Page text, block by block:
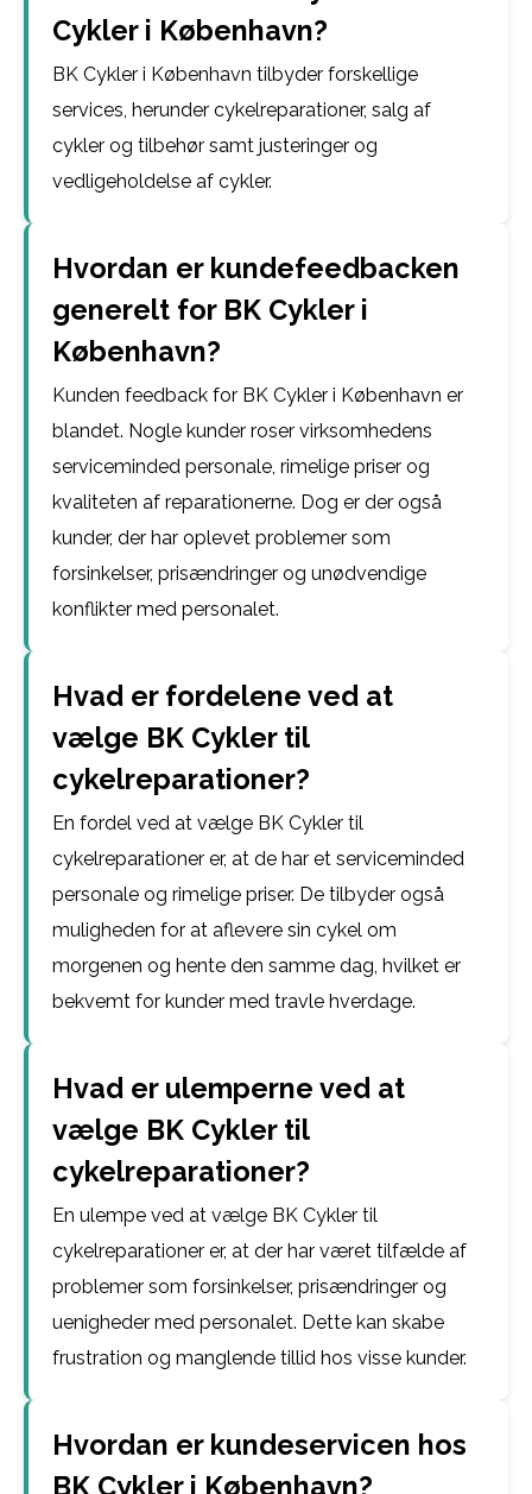
Cykler i København?
BK Cykler i København tilbyder forskellige
services, herunder cykelreparationer, salg af
cykler og tilbehør samt justeringer og
vedligeholdelse af cykler.
Hvordan er kundefeedbacken
generelt for BK Cykler i
København?
Kunden feedback for BK Cykler i København er
blandet. Nogle kunder roser virksomhedens
serviceminded personale, rimelige priser og
kvaliteten af reparationerne. Dog er der også
kunder, der har oplevet problemer som
forsinkelser, prisændringer og unødvendige
konflikter med personalet.
Hvad er fordelene ved at
vælge BK Cykler til
cykelreparationer?
En fordel ved at vælge BK Cykler til
cykelreparationer er, at de har et serviceminded
personale og rimelige priser. De tilbyder også
muligheden for at aflevere sin cykel om
morgenen og hente den samme dag, hvilket er
bekvemt for kunder med travle hverdage.
Hvad er ulemperne ved at
vælge BK Cykler til
cykelreparationer?
En ulempe ved at vælge BK Cykler til
cykelreparationer er, at der har været tilfælde af
problemer som forsinkelser, prisændringer og
uenigheder med personalet. Dette kan skabe
frustration og manglende tillid hos visse kunder.
Hvordan er kundeservicen hos
BK Cykler i København?